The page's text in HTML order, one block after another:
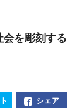
会を彫刻する
シェア